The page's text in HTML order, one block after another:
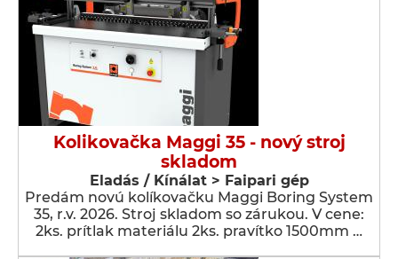
Kolikovačka Maggi 35 - nový stroj
skladom
Eladás / Kínálat > Faipari gép
Predám novú kolíkovačku Maggi Boring System
35, r.v. 2026. Stroj skladom so zárukou. V cene:
2ks. prítlak materiálu 2ks. pravítko 1500mm …